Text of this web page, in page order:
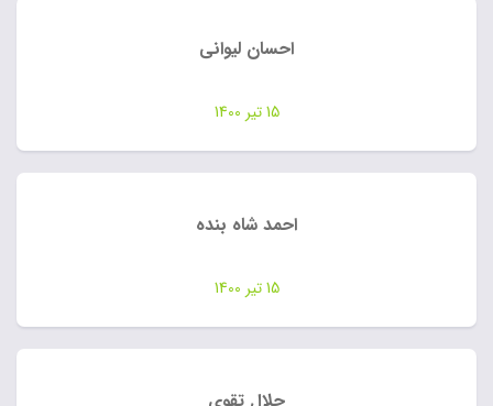
احسان لیوانی
15 تیر 1400
احمد شاه بنده
15 تیر 1400